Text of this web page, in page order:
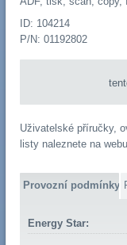
ID: 104214
P/N: 01192802
Uživatelské příručky,
listy naleznete na webu
Provozní podmínky
Energy Star: